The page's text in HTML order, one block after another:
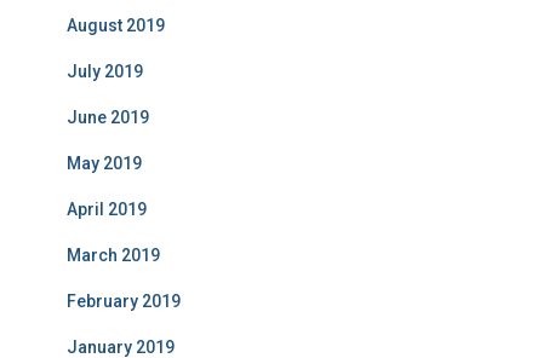
August 2019
July 2019
June 2019
May 2019
April 2019
March 2019
February 2019
January 2019